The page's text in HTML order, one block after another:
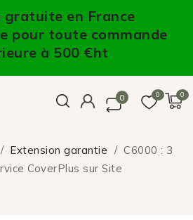
gratuite en France
pour toute commande
à 500 €ht
0
0
0
Extension garantie
C6000 : 3
CoverPlus sur Site